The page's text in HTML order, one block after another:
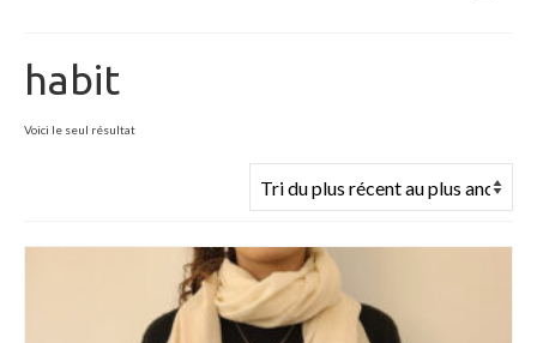
habit
Voici le seul résultat